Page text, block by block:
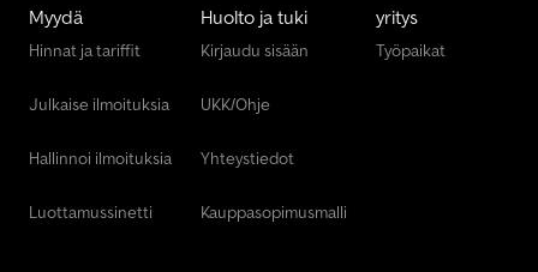
Myydä
Hinnat ja tariffit
Julkaise ilmoituksia
Hallinnoi ilmoituksia
Luottamussinetti
Huolto ja tuki
Kirjaudu sisään
UKK/Ohje
Yhteystiedot
Kauppasopimusmalli
yritys
Työpaikat